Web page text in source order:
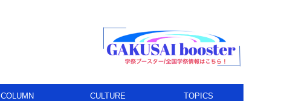
COLUMN CULTURE TOPICS